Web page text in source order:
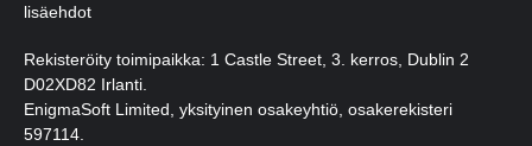
lisäehdot
Rekisteröity toimipaikka: 1 Castle Street, 3. kerros, Dublin 2
D02XD82 Irlanti.
EnigmaSoft Limited, yksityinen osakeyhtiö, osakerekisteri
597114.